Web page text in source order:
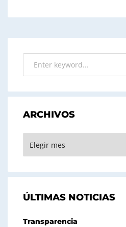
ARCHIVOS
ÚLTIMAS NOTICIAS
Transparencia